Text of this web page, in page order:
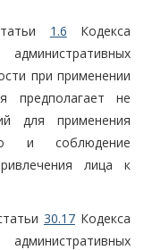
1.6 Кодекса
при применении
предполагает не
для применения
и соблюдение
лица к
30.17Кодекса